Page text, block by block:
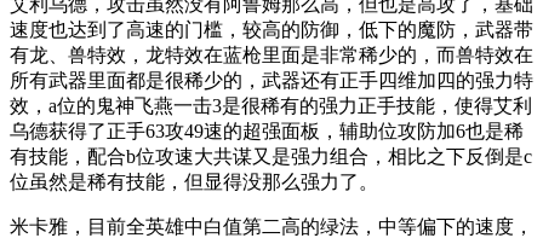
速度也达到了高速的门槛，较高的防御，低下的魔防，武器带
有龙、兽特效，龙特效在蓝枪里面是非常稀少的，而兽特效在
所有武器里面都是很稀少的，武器还有正手四维加四的强力特
效，a位的鬼神飞燕一击3是很稀有的强力正手技能，使得艾利
乌德获得了正手63攻49速的超强面板，辅助位攻防加6也是稀
有技能，配合b位攻速大共谋又是强力组合，相比之下反倒是c
位虽然是稀有技能，但显得没那么强力了。
米卡雅，目前全英雄中白值第二高的绿法，中等偏下的速度，